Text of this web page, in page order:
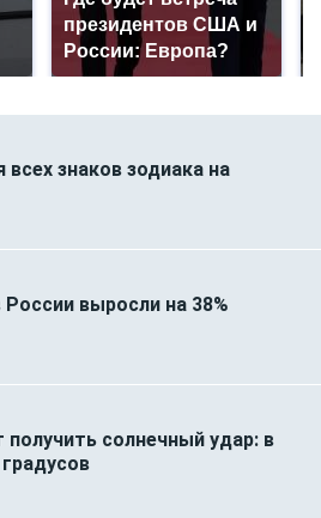
президентов США и
России: Европа?
знаков зодиака на
выросли на 38%
солнечный удар: в